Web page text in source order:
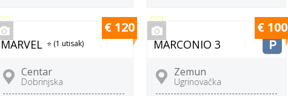
MARVEL ⭐ (1 utisak)
Centar
Dobrinjska
€ 120
MARCONIO 3
Zemun
Ugrinovačka
€ 100